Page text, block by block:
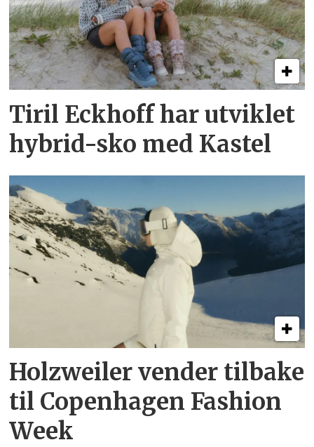
Tiril Eckhoff har utviklet
hybrid-sko med Kastel
Holzweiler vender tilbake
til Copenhagen Fashion
Week